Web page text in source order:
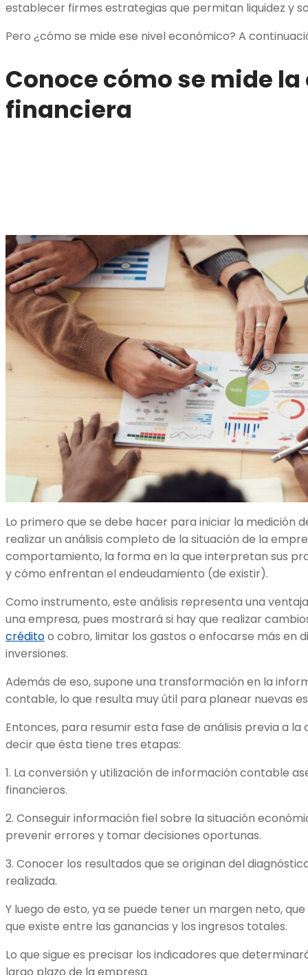
establecer firmes estrategias que permitan liquidez y
Pero ¿cómo se mide ese nivel económico? A
Conoce cómo se mide
financiera
Lo primero que se debe hacer para iniciar la medición
realizar un análisis completo de la situación de la
comportamiento, la forma en la que interpretan sus
y cómo enfrentan el endeudamiento (de existir).
Como instrumento, este análisis representa una
una empresa, pues mostrará si hay que realizar
créditoo cobro, limitar los gastos o enfocarse más en
inversiones.
Además de eso, supone una transformación en la
contable, lo que resulta muy útil para planear nuevas
Entonces, para resumir esta fase de análisis previa a
decir que ésta tiene tres etapas:
1. La conversión y utilización de información contable
financieros.
2. Conseguir información fiel sobre la situación
prevenir errores y tomar decisiones oportunas.
3. Conocer los resultados que se originan del
realizada.
Y luego de esto, ya se puede tener un margen neto,
que existe entre las ganancias y los ingresos totales.
Lo que sigue es precisar los indicadores que